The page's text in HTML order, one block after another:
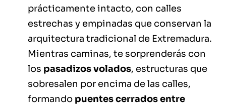
prácticamente intacto, con calles
estrechas y empinadas que conservan la
arquitectura tradicional de Extremadura.
Mientras caminas, te sorprenderás con
los pasadizos volados, estructuras que
sobresalen por encima de las calles,
formando puentes cerrados entre